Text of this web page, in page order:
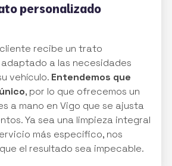
personalizado
recibe un trato
a las necesidades
vehículo. Entendemos que
, por lo que ofrecemos un
a mano en Vigo que se ajusta
Ya sea una limpieza integral
más específico, nos
el resultado sea impecable.